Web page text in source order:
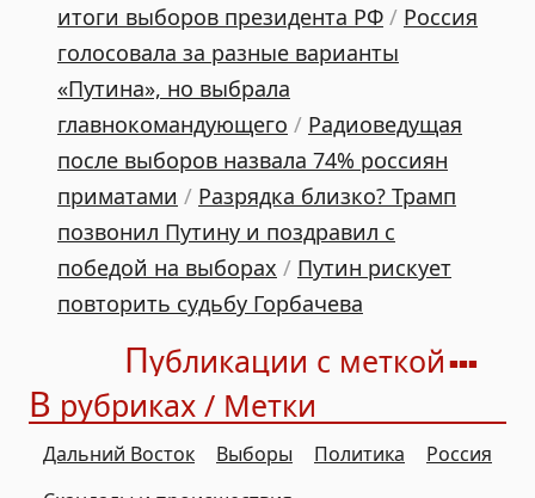
итоги выборов президента РФ / Россия
голосовала за разные варианты
«Путина», но выбрала
главнокомандующего / Радиоведущая
после выборов назвала 74% россиян
приматами / Разрядка близко? Трамп
позвонил Путину и поздравил с
победой на выборах / Путин рискует
повторить судьбу Горбачева
Публикации с меткой
В рубриках / Метки
Дальний Восток Выборы Политика
Россия